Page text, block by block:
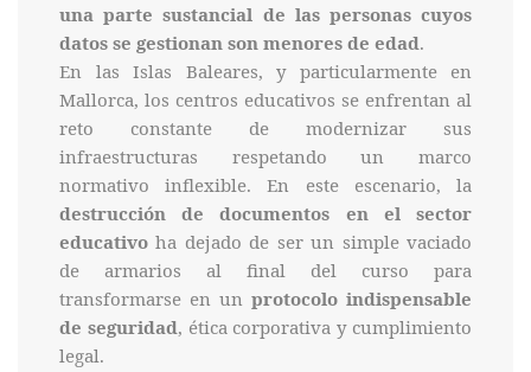
una parte sustancial de las personas cuyos
datos se gestionan son menores de edad.
En las Islas Baleares, y particularmente en
Mallorca, los centros educativos se enfrentan al
reto constante de modernizar sus
infraestructuras respetando un marco
normativo inflexible. En este escenario, la
destrucción de documentos en el sector
educativo ha dejado de ser un simple vaciado
de armarios al final del curso para
transformarse en un protocolo indispensable
de seguridad, ética corporativa y cumplimiento
legal.